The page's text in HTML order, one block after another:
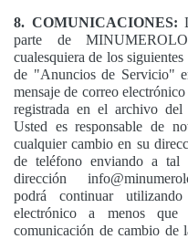
8. COMUNICACIONES:
parte de
cualesquiera de los
de "Anuncios de Servicio"
mensaje de correo
registrada en el archivo
Usted es responsable de
cualquier cambio en su
de teléfono enviando a tal
dirección
podrá continuar
electrónico a menos
comunicación de cambio de